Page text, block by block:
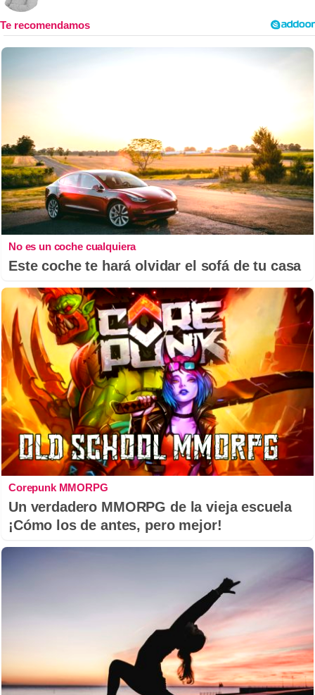
No es un coche cualquiera
Este coche te hará olvidar el sofá de tu casa
Corepunk MMORPG
Un verdadero MMORPG de la vieja escuela
¡Cómo los de antes, pero mejor!